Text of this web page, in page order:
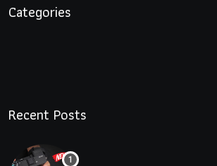
Categories
Recent Posts